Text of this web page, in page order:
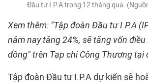
Đầu tư I.P.A trong 12 tháng qua.
Xem thêm: "Tập đoàn Đầu tư I.P.A
năm nay tăng 24%, sẽ tăng vốn
đồng" trên Tạp chí Công Thương tại
Tập đoàn Đầu tư I.P.A dự kiến sẽ